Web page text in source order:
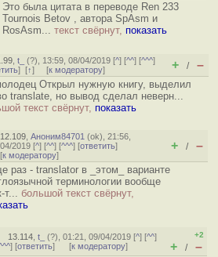
Это была цитата в переводе Ren 233
Tournois Betov , автора SpAsm и
RosAsm... текст свёрнут, показать
,t_ (?), 13:59, 08/04/2019 [^] [^^] [^^^]
] [↑] [к модератору] + / –
Открыл нужную книгу, выделил
translate, но вывод сделал неверн...
текст свёрнут, показать
12.109 ,Аноним84701 (ok), 21:56,
2019 [^] [^^] [^^^] [ответить]
к модератору]
+ / –
раз - translator в _этом_ варианте
терминологии вообще
т... большой текст свёрнут,
13.114 ,t_ (?), 01:21, 09/04/2019 [^] [^^]
] [ответить] [к модератору]
+2
+ / –